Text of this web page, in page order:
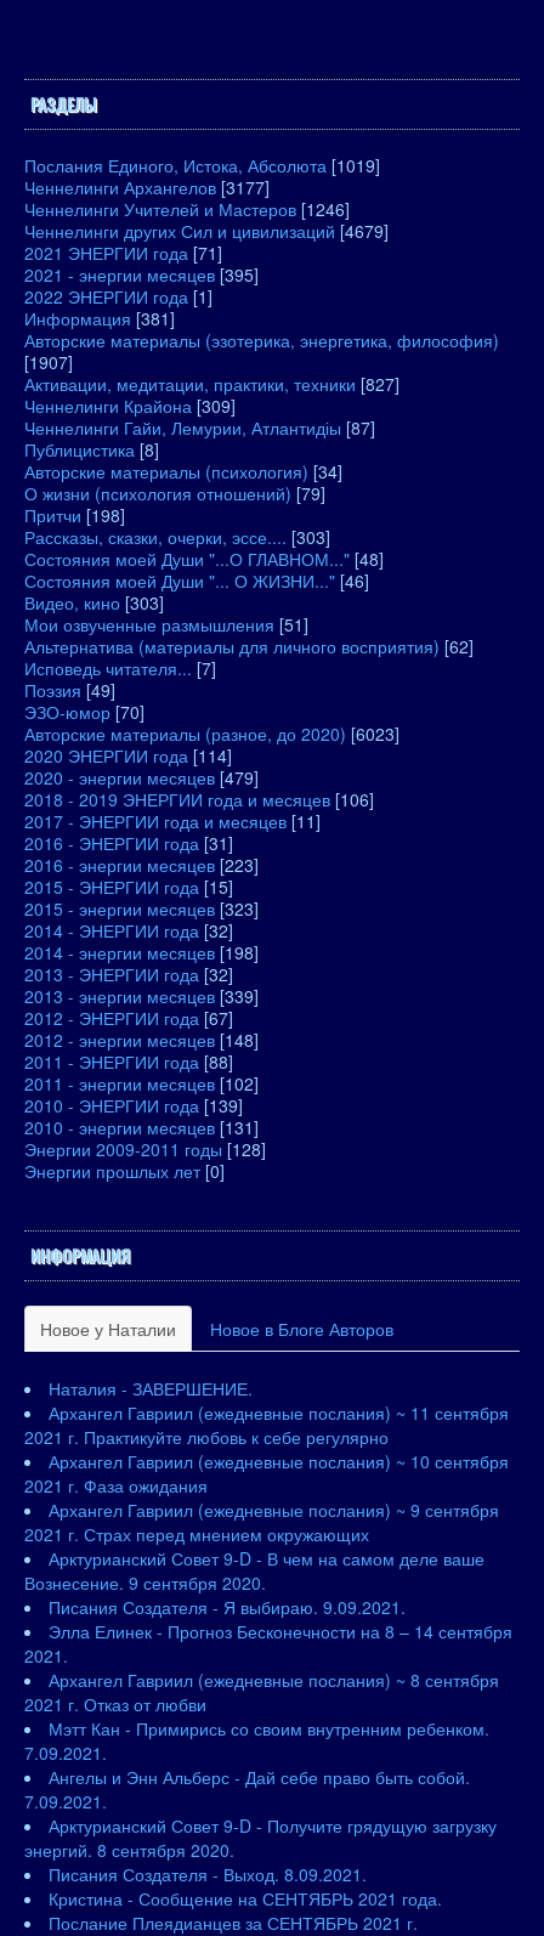
РАЗДЕЛЫ
Послания Единого, Истока, Абсолюта [1019]
Ченнелинги Архангелов [3177]
Ченнелинги Учителей и Мастеров [1246]
Ченнелинги других Сил и цивилизаций [4679]
2021 ЭНЕРГИИ года [71]
2021 - энергии месяцев [395]
2022 ЭНЕРГИИ года [1]
Информация [381]
Авторские материалы (эзотерика, энергетика, философия)
[1907]
Активации, медитации, практики, техники [827]
Ченнелинги Крайона [309]
Ченнелинги Гайи, Лемурии, Атлантидіы [87]
Публицистика [8]
Авторские материалы (психология) [34]
О жизни (психология отношений) [79]
Притчи [198]
Рассказы, сказки, очерки, эссе.... [303]
Состояния моей Души "...О ГЛАВНОМ..." [48]
Состояния моей Души "... О ЖИЗНИ..." [46]
Видео, кино [303]
Мои озвученные размышления [51]
Альтернатива (материалы для личного восприятия) [62]
Исповедь читателя... [7]
Поэзия [49]
ЭЗО-юмор [70]
Авторские материалы (разное, до 2020) [6023]
2020 ЭНЕРГИИ года [114]
2020 - энергии месяцев [479]
2018 - 2019 ЭНЕРГИИ года и месяцев [106]
2017 - ЭНЕРГИИ года и месяцев [11]
2016 - ЭНЕРГИИ года [31]
2016 - энергии месяцев [223]
2015 - ЭНЕРГИИ года [15]
2015 - энергии месяцев [323]
2014 - ЭНЕРГИИ года [32]
2014 - энергии месяцев [198]
2013 - ЭНЕРГИИ года [32]
2013 - энергии месяцев [339]
2012 - ЭНЕРГИИ года [67]
2012 - энергии месяцев [148]
2011 - ЭНЕРГИИ года [88]
2011 - энергии месяцев [102]
2010 - ЭНЕРГИИ года [139]
2010 - энергии месяцев [131]
Энергии 2009-2011 годы [128]
Энергии прошлых лет [0]
ИНФОРМАЦИЯ
Новое у Наталии Новое в Блоге Авторов
Наталия - ЗАВЕРШЕНИЕ.
Архангел Гавриил (ежедневные послания) ~ 11 сентября
2021 г. Практикуйте любовь к себе регулярно
Архангел Гавриил (ежедневные послания) ~ 10 сентября
2021 г. Фаза ожидания
Архангел Гавриил (ежедневные послания) ~ 9 сентября
2021 г. Страх перед мнением окружающих
Арктурианский Совет 9-D - В чем на самом деле ваше
Вознесение. 9 сентября 2020.
Писания Создателя - Я выбираю. 9.09.2021.
Элла Елинек - Прогноз Бесконечности на 8 – 14 сентября
2021.
Архангел Гавриил (ежедневные послания) ~ 8 сентября
2021 г. Отказ от любви
Мэтт Кан - Примирись со своим внутренним ребенком.
7.09.2021.
Ангелы и Энн Альберс - Дай себе право быть собой.
7.09.2021.
Арктурианский Совет 9-D - Получите грядущую загрузку
энергий. 8 сентября 2020.
Писания Создателя - Выход. 8.09.2021.
Кристина - Сообщение на СЕНТЯБРЬ 2021 года.
Послание Плеядианцев за СЕНТЯБРЬ 2021 г.